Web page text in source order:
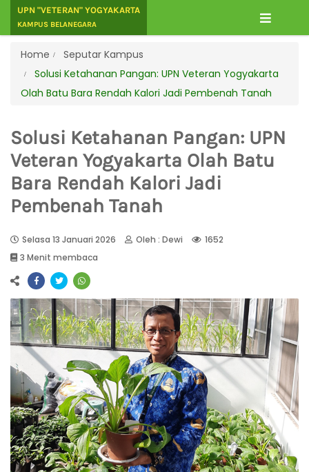
UPN "VETERAN" YOGYAKARTA
KAMPUS BELANEGARA
Home
Seputar Kampus
Solusi Ketahanan Pangan: UPN Veteran Yogyakarta
Olah Batu Bara Rendah Kalori Jadi Pembenah Tanah
Solusi Ketahanan Pangan: UPN
Veteran Yogyakarta Olah Batu
Bara Rendah Kalori Jadi
Pembenah Tanah
Selasa 13 Januari 2026 Oleh : Dewi
1652
3 Menit membaca